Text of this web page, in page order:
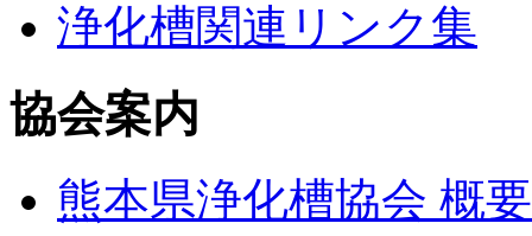
浄化槽関連リンク集
協会案内
熊本県浄化槽協会 概要